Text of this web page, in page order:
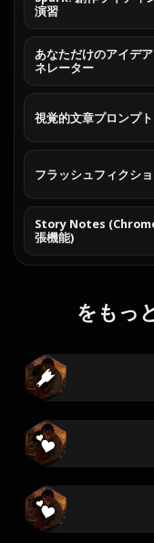
演習
あなただけのアイデ
ネレーター
視覚的文章プロンプト
フラッシュフィクシ
Story Notes
張機能)
をもっ